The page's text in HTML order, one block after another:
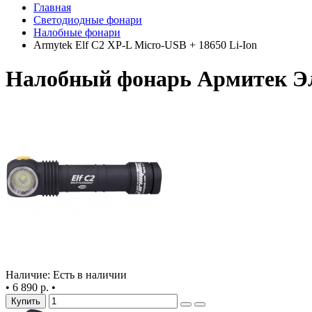
Главная
Светодиодные фонари
Налобные фонари
Armytek Elf C2 XP-L Micro-USB + 18650 Li-Ion
Налобный фонарь Армитек
Наличие: Есть в наличии
• 6 890 р. •
Купить